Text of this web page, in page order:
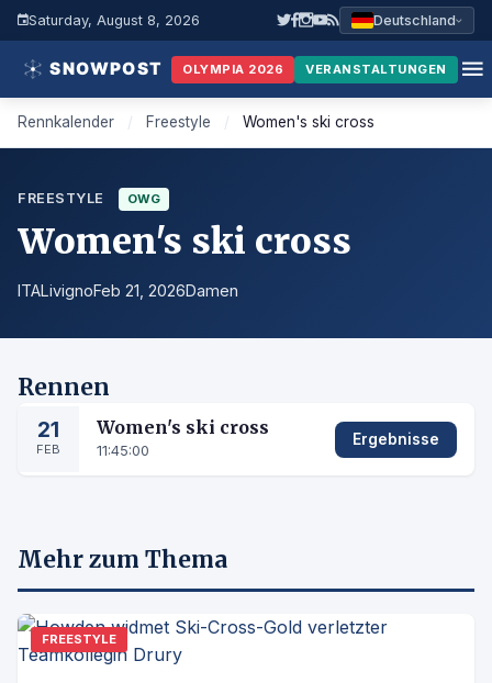
Saturday, August 8, 2026 Deutschland
OLYMPIA 2026 VERANSTALTUNGEN
Rennkalender / Freestyle / Women's ski cross
FREESTYLE OWG
Women's ski cross
ITALivignoFeb 21, 2026Damen
Rennen
21
FEB
Women's ski cross
11:45:00
Ergebnisse
Mehr zum Thema
FREESTYLE